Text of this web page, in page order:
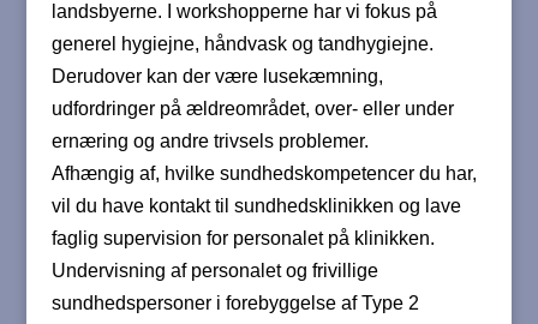
landsbyerne. I workshopperne har vi fokus på
generel hygiejne, håndvask og tandhygiejne.
Derudover kan der være lusekæmning,
udfordringer på ældreområdet, over- eller under
ernæring og andre trivsels problemer.
Afhængig af, hvilke sundhedskompetencer du har,
vil du have kontakt til sundhedsklinikken og lave
faglig supervision for personalet på klinikken.
Undervisning af personalet og frivillige
sundhedspersoner i forebyggelse af Type 2